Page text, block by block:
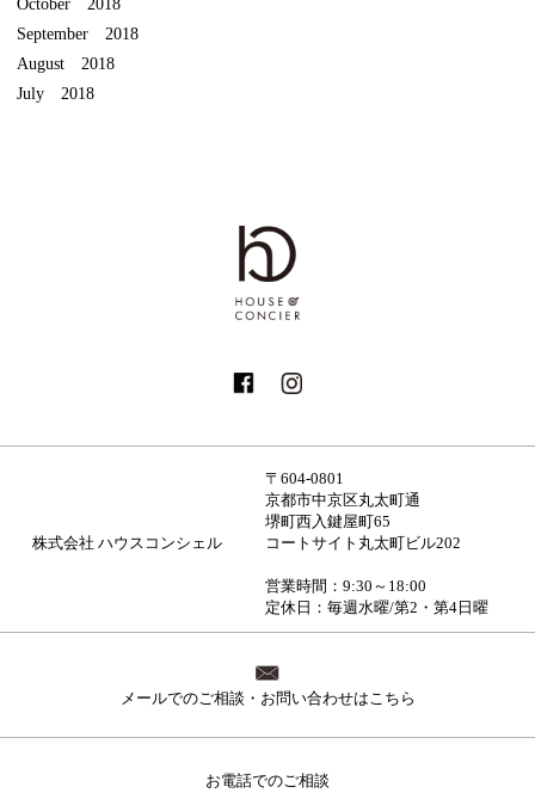
September 2018
August 2018
July 2018
株式会社 ハウスコンシェル
〒604-0801
京都市中京区丸太町通
堺町西入鍵屋町65
コートサイト丸太町ビル202
営業時間：9:30～18:00
定休日：毎週水曜/第2・第4日曜
メールでのご相談・お問い合わせはこちら
お電話でのご相談